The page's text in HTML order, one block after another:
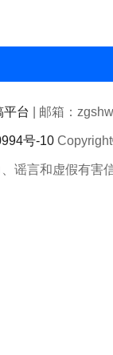
平台 | 邮箱：
号-10
谣言和虚假有